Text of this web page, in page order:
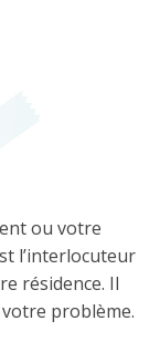
ou votre
l’interlocuteur
résidence. Il
problème.